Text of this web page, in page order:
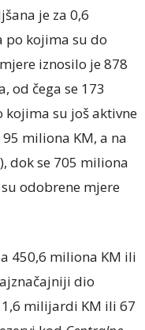
je za 0,6
po kojima su do
iznosilo je 878
od čega se 173
kojima su još aktivne
miliona KM, a na
dok se 705 miliona
odobrene mjere
450,6 miliona KM ili
dio
milijardi KM ili 67